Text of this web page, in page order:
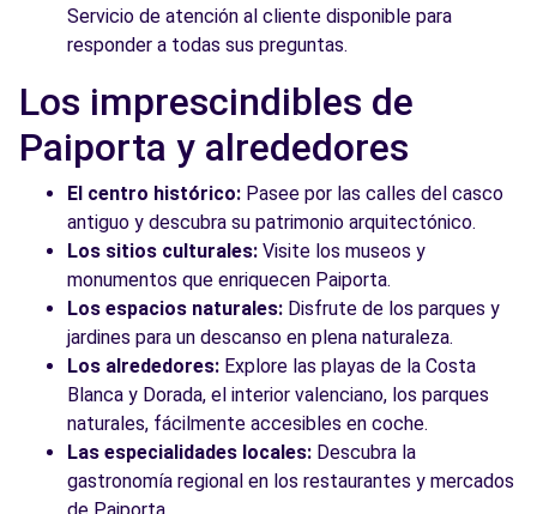
Servicio de atención al cliente disponible para
responder a todas sus preguntas.
Los imprescindibles de
Paiporta y alrededores
El centro histórico: Pasee por las calles del casco
antiguo y descubra su patrimonio arquitectónico.
Los sitios culturales: Visite los museos y
monumentos que enriquecen Paiporta.
Los espacios naturales: Disfrute de los parques y
jardines para un descanso en plena naturaleza.
Los alrededores: Explore las playas de la Costa
Blanca y Dorada, el interior valenciano, los parques
naturales, fácilmente accesibles en coche.
Las especialidades locales: Descubra la
gastronomía regional en los restaurantes y mercados